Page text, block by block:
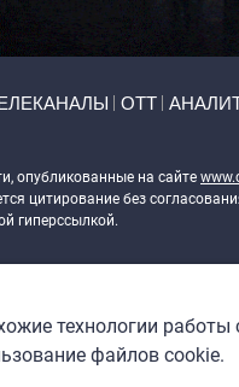
ОТТ
опубликованные на сайте
цитирование без
гиперссылкой.
годатехнологии
файлов cookie.